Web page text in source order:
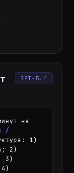
GPT-5.4
на
/
1)
2)
3)